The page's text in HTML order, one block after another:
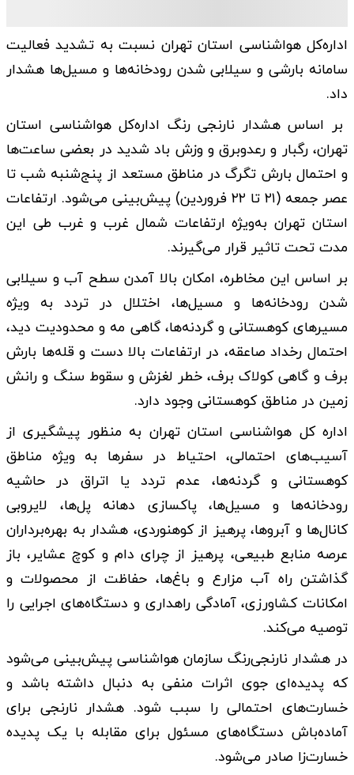
اداره‌کل هواشناسی استان تهران نسبت به تشدید فعالیت
سامانه بارشی و سیلابی شدن رودخانه‌ها و مسیل‌ها هشدار
داد.
بر اساس هشدار نارنجی رنگ اداره‌کل هواشناسی استان
تهران، رگبار و رعدوبرق و وزش باد شدید در بعضی ساعت‌ها
و احتمال بارش تگرگ در مناطق مستعد از پنج‌شنبه شب تا
عصر جمعه (۲۱ تا ۲۲ فروردین) پیش‌بینی می‌شود. ارتفاعات
استان تهران به‌ویژه ارتفاعات شمال غرب و غرب طی این
مدت تحت تاثیر قرار می‌گیرند.
بر اساس این مخاطره، امکان بالا آمدن سطح آب و سیلابی
شدن رودخانه‌ها و مسیل‌ها، اختلال در تردد به ویژه
مسیر‌های کوهستانی و گردنه‌ها، گاهی مه و محدودیت دید،
احتمال رخداد صاعقه، در ارتفاعات بالا دست و قله‌ها بارش
برف و گاهی کولاک برف، خطر لغزش و سقوط سنگ و رانش
زمین در مناطق کوهستانی وجود دارد.
اداره کل هواشناسی استان تهران به منظور پیشگیری از
آسیب‌های احتمالی، احتیاط در سفر‌ها به ویژه مناطق
کوهستانی و گردنه‌ها، عدم تردد یا اتراق در حاشیه
رودخانه‌ها و مسیل‌ها، پاکسازی دهانه پل‌ها، لایروبی
کانال‌ها و آبروها، پرهیز از کوهنوردی، هشدار به بهره‌برداران
عرصه منابع طبیعی، پرهیز از چرای دام و کوچ عشایر، باز
گذاشتن راه آب مزارع و باغ‌ها، حفاظت از محصولات و
امکانات کشاورزی، آمادگی راهداری و دستگاه‌های اجرایی را
توصیه می‌کند.
در هشدار نارنجی‌رنگ سازمان هواشناسی پیش‌بینی می‌شود
که پدیده‌ای جوی اثرات منفی به دنبال داشته باشد و
خسارت‌های احتمالی را سبب شود. هشدار نارنجی برای
آماده‌باش دستگاه‌های مسئول برای مقابله با یک پدیده
خسارت‌زا صادر می‌شود.